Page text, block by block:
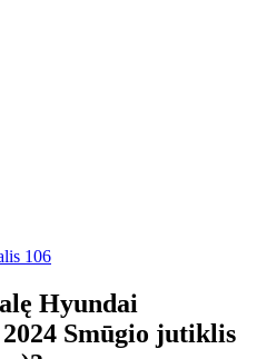
106
Hyundai
Smūgio jutiklis